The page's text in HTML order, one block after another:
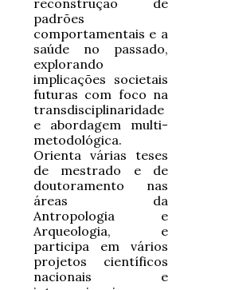
reconstrução de
padrões
comportamentais e a
saúde no passado,
explorando
implicações societais
futuras com foco na
transdisciplinaridade
e abordagem multi-
metodológica.
Orienta várias teses
de mestrado e de
doutoramento nas
áreas da
Antropologia e
Arqueologia, e
participa em vários
projetos científicos
nacionais e